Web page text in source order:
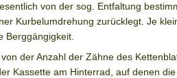
von der sog. Entfaltung
Kurbelumdrehung zurücklegt. Je
Berggängigkeit.
der Anzahl der Zähne des
Kassette am Hinterrad, auf denen die